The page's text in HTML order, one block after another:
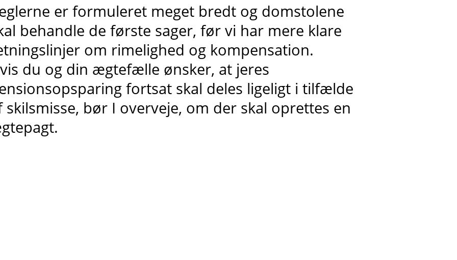
er formuleret meget bredt og domstolene
behandle de første sager, før vi har mere klare
om rimelighed og kompensation.
du og din ægtefælle ønsker, at jeres
fortsat skal deles ligeligt i tilfælde
skilsmisse, bør I overveje, om der skal oprettes en